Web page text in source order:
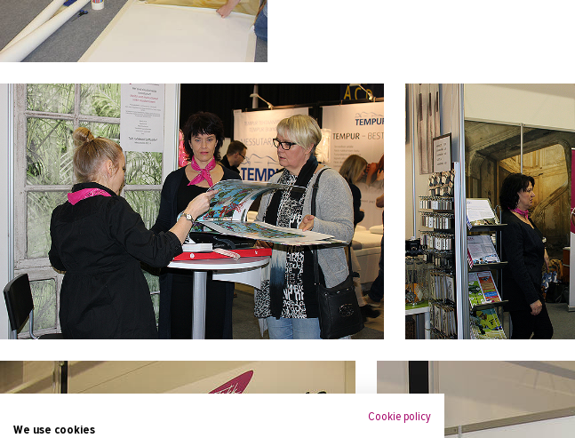
Cookie policy
We use cookies